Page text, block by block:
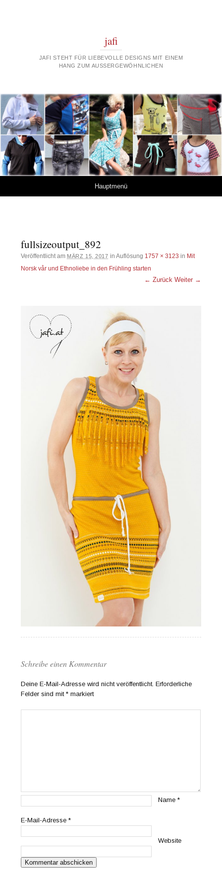
jafi
JAFI STEHT FÜR LIEBEVOLLE DESIGNS MIT EINEM
HANG ZUM AUSSERGEWÖHNLICHEN
Hauptmenü
fullsizeoutput_892
Veröffentlicht am MÄRZ 15, 2017 in Auflösung 1757 × 3123 in Mit
Norsk vår und Ethnoliebe in den Frühling starten
← Zurück Weiter →
Schreibe einen Kommentar
Deine E-Mail-Adresse wird nicht veröffentlicht. Erforderliche
Felder sind mit* markiert
Name*
E-Mail-Adresse*
Website